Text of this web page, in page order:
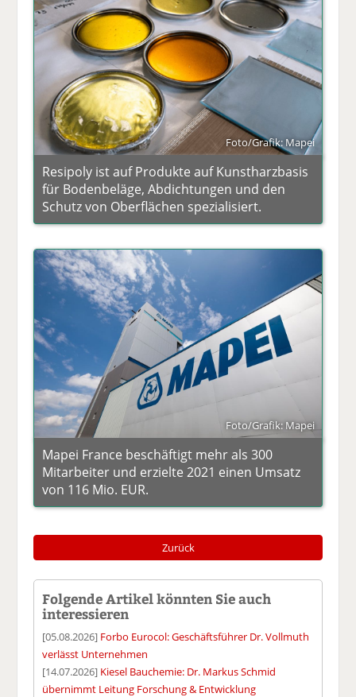
Foto/Grafik: Mapei
Resipoly ist auf Produkte auf Kunstharzbasis
für Bodenbeläge, Abdichtungen und den
Schutz von Oberflächen spezialisiert.
Foto/Grafik: Mapei
Mapei France beschäftigt mehr als 300
Mitarbeiter und erzielte 2021 einen Umsatz
von 116 Mio. EUR.
Zurück
Folgende Artikel könnten Sie auch
interessieren
[05.08.2026] Forbo Eurocol: Geschäftsführer Dr. Vollmuth
verlässt Unternehmen
[14.07.2026] Kiesel Bauchemie: Dr. Markus Schmid
übernimmt Leitung Forschung & Entwicklung